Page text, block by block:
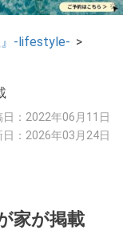
』-lifestyle- >
日：2022年06月11日
日：2026年03月24日
家が掲載